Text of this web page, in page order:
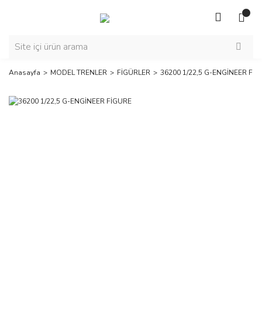
Anasayfa MODEL TRENLER FİGÜRLER 36200 1/22,5 G-ENGİNEER